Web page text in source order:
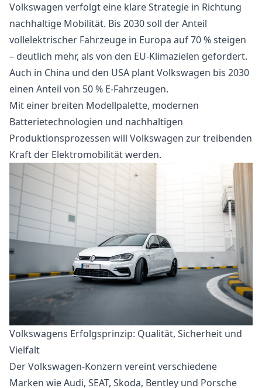
Volkswagen verfolgt eine klare Strategie in Richtung
nachhaltige Mobilität. Bis 2030 soll der Anteil
vollelektrischer Fahrzeuge in Europa auf 70 % steigen
– deutlich mehr, als von den EU-Klimazielen gefordert.
Auch in China und den USA plant Volkswagen bis 2030
einen Anteil von 50 % E-Fahrzeugen.
Mit einer breiten Modellpalette, modernen
Batterietechnologien und nachhaltigen
Produktionsprozessen will Volkswagen zur treibenden
Kraft der Elektromobilität werden.
Volkswagens Erfolgsprinzip: Qualität, Sicherheit und
Vielfalt
Der Volkswagen-Konzern vereint verschiedene
Marken wie Audi, SEAT, Skoda, Bentley und Porsche